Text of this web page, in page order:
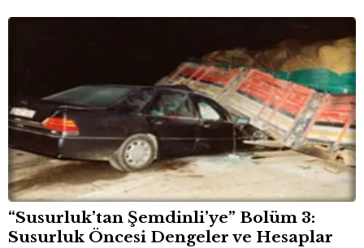
“Susurluk’tan Şemdinli’ye” Bolüm 3:
Susurluk Öncesi Dengeler ve Hesaplar